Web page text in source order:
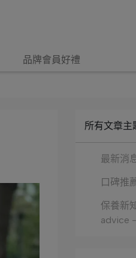
品牌會員好禮
所有文章主
最新消
口碑推
保養新
advice -